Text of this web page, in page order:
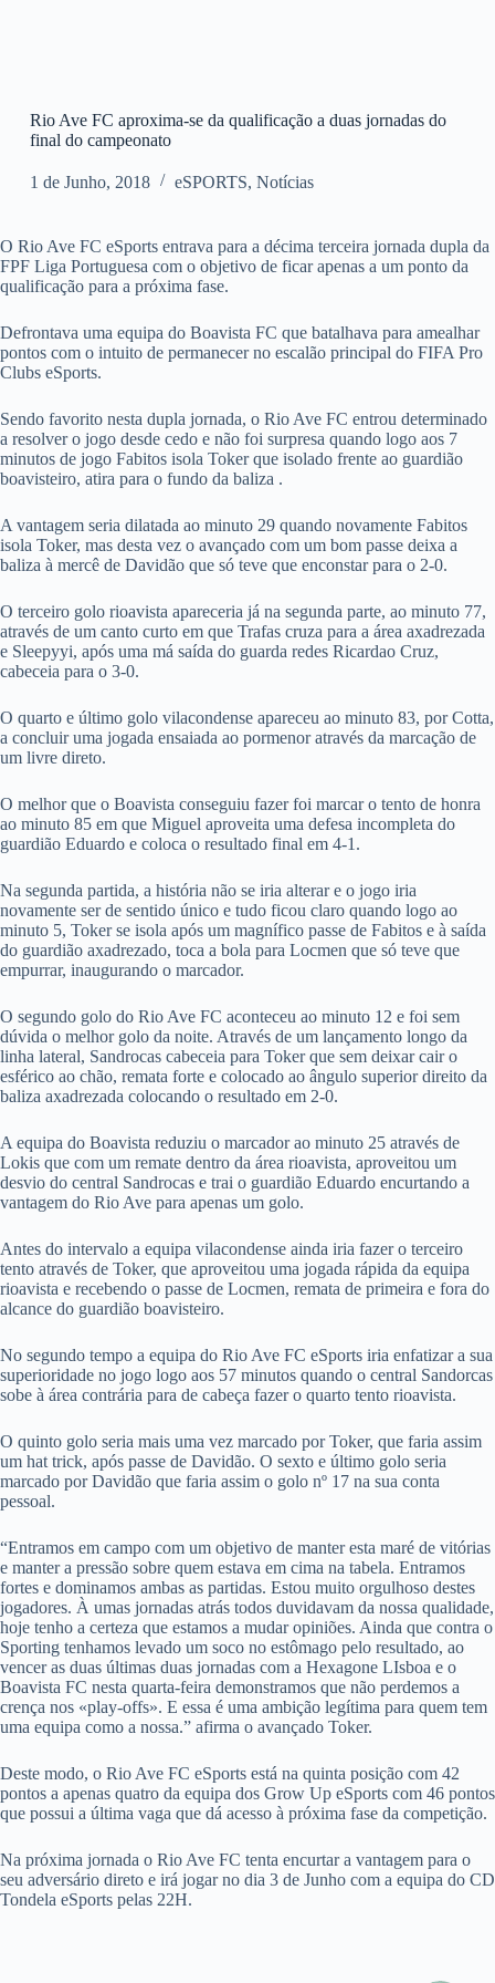
Rio Ave FC aproxima-se da qualificação a duas jornadas do
final do campeonato
1 de Junho, 2018 eSPORTS, Notícias
O Rio Ave FC eSports entrava para a décima terceira jornada dupla da
FPF Liga Portuguesa com o objetivo de ficar apenas a um ponto da
qualificação para a próxima fase.
Defrontava uma equipa do Boavista FC que batalhava para amealhar
pontos com o intuito de permanecer no escalão principal do FIFA Pro
Clubs eSports.
Sendo favorito nesta dupla jornada, o Rio Ave FC entrou determinado
a resolver o jogo desde cedo e não foi surpresa quando logo aos 7
minutos de jogo Fabitos isola Toker que isolado frente ao guardião
boavisteiro, atira para o fundo da baliza .
A vantagem seria dilatada ao minuto 29 quando novamente Fabitos
isola Toker, mas desta vez o avançado com um bom passe deixa a
baliza à mercê de Davidão que só teve que enconstar para o 2-0.
O terceiro golo rioavista apareceria já na segunda parte, ao minuto 77,
através de um canto curto em que Trafas cruza para a área axadrezada
e Sleepyyi, após uma má saída do guarda redes Ricardao Cruz,
cabeceia para o 3-0.
O quarto e último golo vilacondense apareceu ao minuto 83, por Cotta,
a concluir uma jogada ensaiada ao pormenor através da marcação de
um livre direto.
O melhor que o Boavista conseguiu fazer foi marcar o tento de honra
ao minuto 85 em que Miguel aproveita uma defesa incompleta do
guardião Eduardo e coloca o resultado final em 4-1.
Na segunda partida, a história não se iria alterar e o jogo iria
novamente ser de sentido único e tudo ficou claro quando logo ao
minuto 5, Toker se isola após um magnífico passe de Fabitos e à saída
do guardião axadrezado, toca a bola para Locmen que só teve que
empurrar, inaugurando o marcador.
O segundo golo do Rio Ave FC aconteceu ao minuto 12 e foi sem
dúvida o melhor golo da noite. Através de um lançamento longo da
linha lateral, Sandrocas cabeceia para Toker que sem deixar cair o
esférico ao chão, remata forte e colocado ao ângulo superior direito da
baliza axadrezada colocando o resultado em 2-0.
A equipa do Boavista reduziu o marcador ao minuto 25 através de
Lokis que com um remate dentro da área rioavista, aproveitou um
desvio do central Sandrocas e trai o guardião Eduardo encurtando a
vantagem do Rio Ave para apenas um golo.
Antes do intervalo a equipa vilacondense ainda iria fazer o terceiro
tento através de Toker, que aproveitou uma jogada rápida da equipa
rioavista e recebendo o passe de Locmen, remata de primeira e fora do
alcance do guardião boavisteiro.
No segundo tempo a equipa do Rio Ave FC eSports iria enfatizar a sua
superioridade no jogo logo aos 57 minutos quando o central Sandorcas
sobe à área contrária para de cabeça fazer o quarto tento rioavista.
O quinto golo seria mais uma vez marcado por Toker, que faria assim
um hat trick, após passe de Davidão. O sexto e último golo seria
marcado por Davidão que faria assim o golo nº 17 na sua conta
pessoal.
“Entramos em campo com um objetivo de manter esta maré de vitórias
e manter a pressão sobre quem estava em cima na tabela. Entramos
fortes e dominamos ambas as partidas. Estou muito orgulhoso destes
jogadores. À umas jornadas atrás todos duvidavam da nossa qualidade,
hoje tenho a certeza que estamos a mudar opiniões. Ainda que contra o
Sporting tenhamos levado um soco no estômago pelo resultado, ao
vencer as duas últimas duas jornadas com a Hexagone LIsboa e o
Boavista FC nesta quarta-feira demonstramos que não perdemos a
crença nos «play-offs». E essa é uma ambição legítima para quem tem
uma equipa como a nossa.” afirma o avançado Toker.
Deste modo, o Rio Ave FC eSports está na quinta posição com 42
pontos a apenas quatro da equipa dos Grow Up eSports com 46 pontos
que possui a última vaga que dá acesso à próxima fase da competição.
Na próxima jornada o Rio Ave FC tenta encurtar a vantagem para o
seu adversário direto e irá jogar no dia 3 de Junho com a equipa do CD
Tondela eSports pelas 22H.